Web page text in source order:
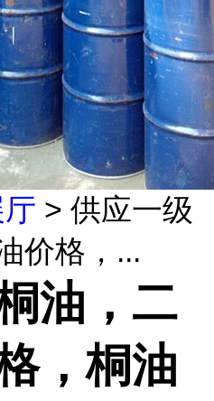
> 供应一级
价格，...
油，二
，桐油